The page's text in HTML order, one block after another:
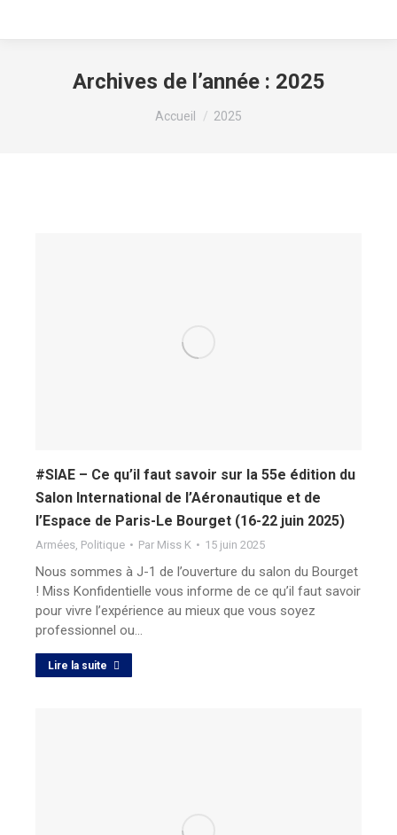
Archives de l’année : 2025
Vous êtes ici :
Accueil 2025
#SIAE – Ce qu’il faut savoir sur la 55e édition du
Salon International de l’Aéronautique et de
l’Espace de Paris-Le Bourget (16-22 juin 2025)
Armées Politique Par Miss K 15 juin 2025
Nous sommes à J-1 de l’ouverture du salon du Bourget
! Miss Konfidentielle vous informe de ce qu’il faut savoir
pour vivre l’expérience au mieux que vous soyez
professionnel ou…
Lire la suite